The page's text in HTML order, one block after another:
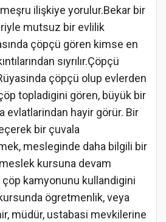
ilişkiye yorulur.Bekar bir
mutsuz bir evlilik
çöpçü gören kimse en
sıyrılır.Çöpçü
çöpçü olup evlerden
topladigini gören, büyük bir
evlatlarindan hayir görür. Bir
bir çuvala
mesleginde daha bilgili bir
kursuna devam
kamyonunu kullandigini
ögretmenlik, veya
müdür, ustabasi mevkilerine